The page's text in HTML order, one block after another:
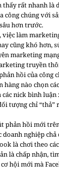
rất nhanh là
công chúng với
hơn trước.
việc làm
cũng khó hơn,
marketing
truyền
hồi của công
hàng nào chọn
nick bình luận
tượng chỉ “thả”
phản hồi mới
doanh nghiệp
là chơi theo
là chấp nhận,
hội mới mà